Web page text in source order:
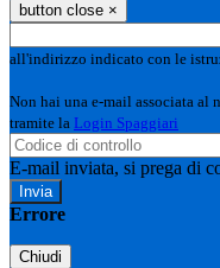
button close ×
all'indirizzo indicato con le
Non hai una e-mail associata al
tramite la Login Spaggiari
E-mail inviata, si prega di
Errore
Chiudi